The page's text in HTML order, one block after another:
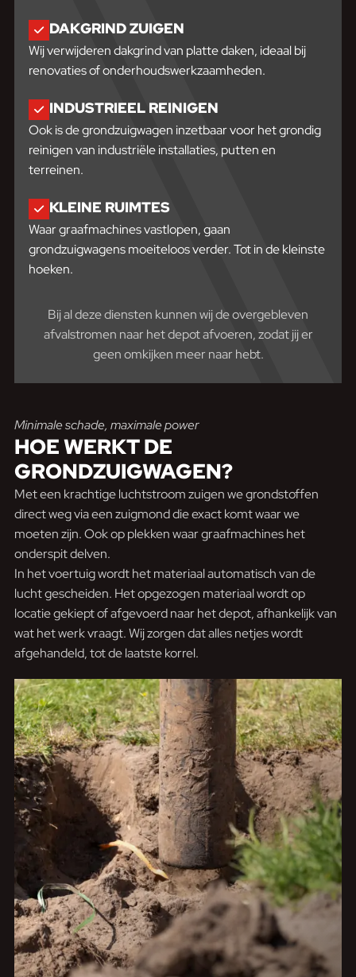
DAKGRIND ZUIGEN
Wij verwijderen dakgrind van platte daken, ideaal bij
renovaties of onderhoudswerkzaamheden.
INDUSTRIEEL REINIGEN
Ook is de grondzuigwagen inzetbaar voor het grondig
reinigen van industriële installaties, putten en
terreinen.
KLEINE RUIMTES
Waar graafmachines vastlopen, gaan
grondzuigwagens moeiteloos verder. Tot in de kleinste
hoeken.
Bij al deze diensten kunnen wij de overgebleven
afvalstromen naar het depot afvoeren, zodat jij er
geen omkijken meer naar hebt.
Minimale schade, maximale power
HOE WERKTDE
GRONDZUIGWAGEN?
Met een krachtige luchtstroom zuigen we grondstoffen
direct weg via een zuigmond die exact komt waar we
moeten zijn. Ook op plekken waar graafmachines het
onderspit delven.
In het voertuig wordt het materiaal automatisch van de
lucht gescheiden. Het opgezogen materiaal wordt op
locatie gekiept of afgevoerd naar het depot, afhankelijk van
wat het werk vraagt. Wij zorgen dat alles netjes wordt
afgehandeld, tot de laatste korrel.